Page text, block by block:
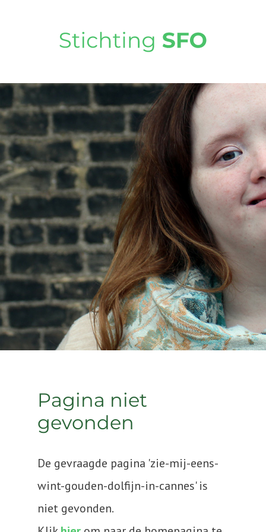
Pagina niet
gevonden
De gevraagde pagina 'zie-mij-eens-
wint-gouden-dolfijn-in-cannes' is
niet gevonden.